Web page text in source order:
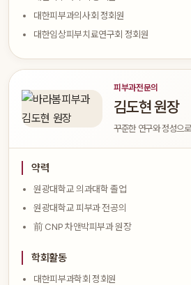
대한피부과의사회 정회원
대한임상피부치료연구회 정회원
피부과전문의
김도현 원장
꾸준한 연구와 정성으
약력
원광대학교 의과대학 졸업
원광대학교 피부과 전공의
前 CNP 차앤박피부과 원장
학회활동
대한피부과학회 정회원